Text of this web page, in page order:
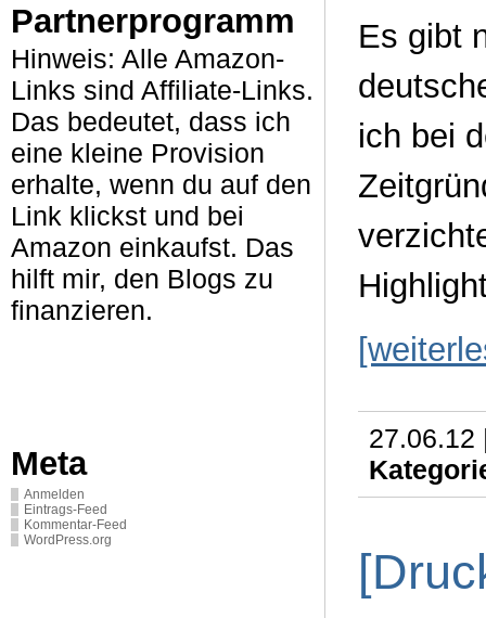
Partnerprogramm
Hinweis: Alle Amazon-
Links sind Affiliate-Links.
Das bedeutet, dass ich
eine kleine Provision
erhalte, wenn du auf den
Link klickst und bei
Amazon einkaufst. Das
hilft mir, den Blogs zu
finanzieren.
Meta
Anmelden
Eintrags-Feed
Kommentar-Feed
WordPress.org
Es gibt
ich bei